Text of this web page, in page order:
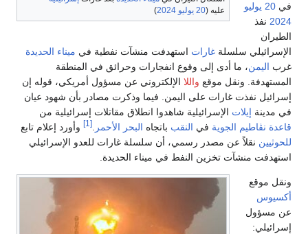
عليه (20 يوليو 2024
)
في 20 يوليو
2024 نفذ
الطيران
الإسرائيلي سلسلة غارات استهدفت منشآت نفطية في ميناء الحديدة
غرب اليمن، ما أدى إلى وقوع انفجارات وحرائق في المنطقة
المستهدفة. ونقل موقع واللا الإلكتروني عن مسؤول أمريكي، قوله إن
إسرائيل نفذت غارات على اليمن. فيما وذكرت مصادر بأن شهود عيان
في مدينة إيلات الإسرائيلية شاهدوا انطلاق مقاتلات إسرائيلية من
قاعدة نڤاطيم الجوية في النقب باتجاه البحر الأحمر [1]
وأورد إعلام تابع
للحوثيين نقلاً عن مصدر رسمي، أن سلسلة غارات للعدو الإسرائيلي
استهدفت منشآت تخزين النفط في ميناء الحديدة.
ونقل موقع
أكسيوس
عن مسؤول
إسرائيلي: